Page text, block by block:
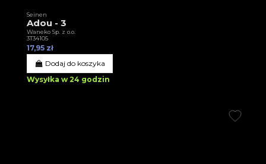
Seinen
Adou - 3
Waneko Sp. z o.o.
3T34105
17,95 zł
Dodaj do koszyka
Wysyłka w 24 godzin